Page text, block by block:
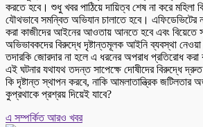
করতে হবে। শুধু খবর পাঠিয়ে দায়িত্ব শেষ না করে মহিলা
যৌথভাবে সমন্বিত অভিযান চালাতে হবে। এফিডেভিটের
করা কাজীদের আইনের আওতায় আনতে হবে এবং
অভিভাবকদের বিরুদ্ধে দৃষ্টান্তমূলক আইনি ব্যবস্থা
তদারকি জোরদার না হলে এ ধরনের অপরাধ প্রতিরোধ
এই ঘটনার যথাযথ তদন্ত সাপেক্ষে দোষীদের বিরুদ্ধে
কি দৃষ্টান্ত স্থাপন করবে, নাকি আমলাতান্ত্রিক জটিলতার
কুপ্রথাকে প্রশ্রয় দিয়েই যাবে?
এ সম্পর্কিত আরও খবর